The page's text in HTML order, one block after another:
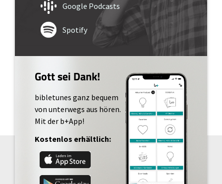
Google Podcasts
Spotify
Gott sei Dank!
bibletunes ganz bequem
von unterwegs aus hören.
Mit der b+App!
Kostenlos erhältlich: